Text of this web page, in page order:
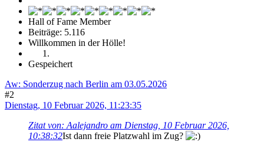
Hall of Fame Member
Beiträge: 5.116
Willkommen in der Hölle!
Gespeichert
Aw: Sonderzug nach Berlin am 03.05.2026
#2
Dienstag, 10 Februar 2026, 11:23:35
Zitat von: Aalejandro am Dienstag, 10 Februar 2026,
10:38:32Ist dann freie Platzwahl im Zug?